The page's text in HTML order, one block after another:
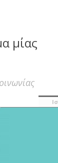
μίας